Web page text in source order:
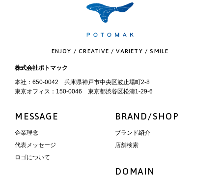
ENJOY / CREATIVE / VARIETY / SMILE
株式会社ポトマック
本社：650-0042 兵庫県神戸市中央区波止場町2-8
東京オフィス：150-0046 東京都渋谷区松濤1-29-6
MESSAGE
企業理念
代表メッセージ
ロゴについて
BRAND/SHOP
ブランド紹介
店舗検索
DOMAIN